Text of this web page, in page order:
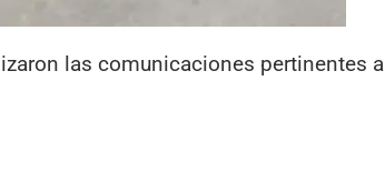
las comunicaciones pertinentes a